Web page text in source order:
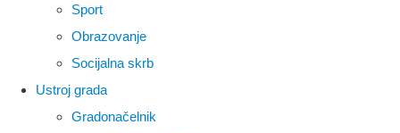
Sport
Obrazovanje
Socijalna skrb
Ustroj grada
Gradonačelnik